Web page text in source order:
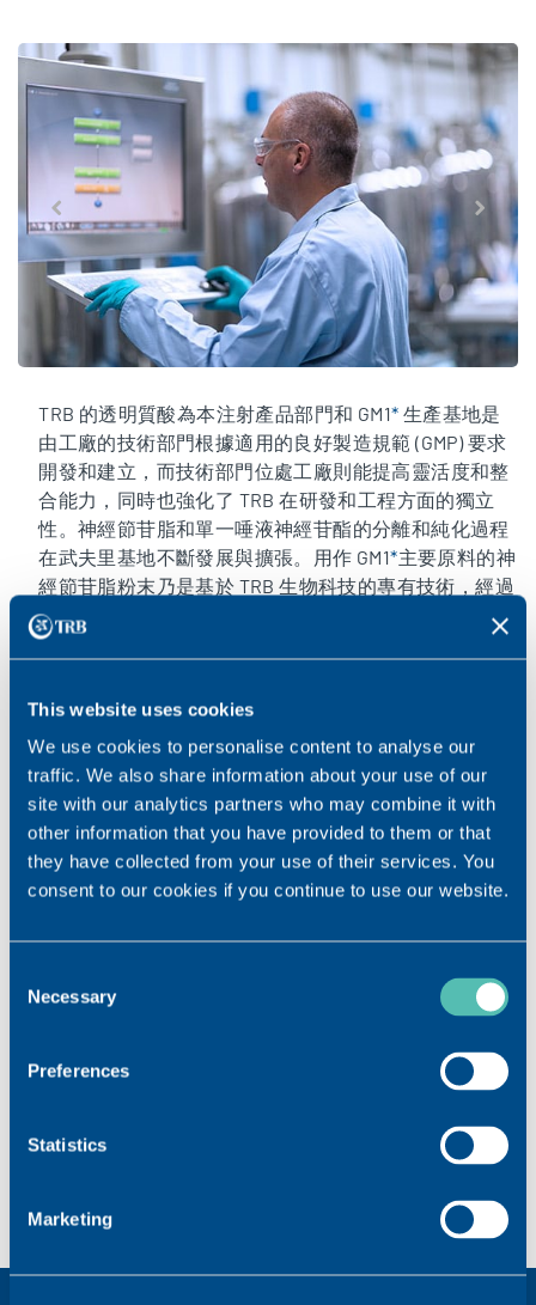
This website uses cookies
We use cookies to personalise content to analyse our
traffic. We also share information about your use of our
site with our analytics partners who may combine it with
other information that you have provided to them or that
they have collected from your use of their services. You
consent to our cookies if you continue to use our website.
Selection
Necessary
Preferences
Statistics
Marketing
TRB 的透明質酸為本注射產品部門和 GM1* 生產基地是
由工廠的技術部門根據適用的良好製造規範 (GMP) 要求
開發和建立，而技術部門位處工廠則能提高靈活度和整
合能力，同時也強化了 TRB 在研發和工程方面的獨立
性。神經節苷脂和單一唾液神經苷酯的分離和純化過程
在武夫里基地不斷發展與擴張。用作 GM1*主要原料的神
經節苷脂粉末乃是基於 TRB 生物科技的專有技術，經過
多次清洗、提取和純化步而成。
的幾個步驟都運用了我們的生物技術專業知識。處理之
後透過離子交換樹脂管柱（純化）以獲得高度純化的
。透過與研發部門合作，這些技術的工業規模發展
允許 TRB 拓闊其純化和提取的專業知識，從而製成品質
劑，從而盡可能減少對環境的影響，並優化廢物管理。